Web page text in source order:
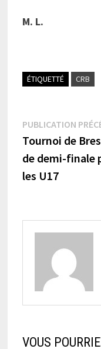
M. L.
ÉTIQUETTÉ CRB
Navigation
de
l’article
PUBLICATION
Tournoi de
de demi-finale
les U17
VOUS